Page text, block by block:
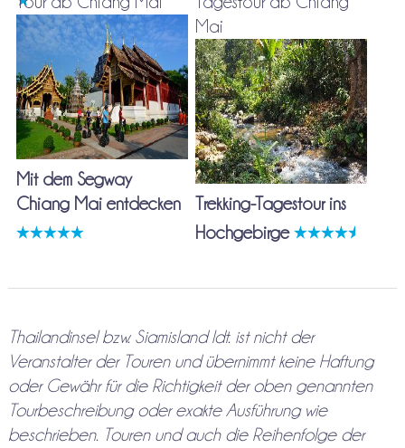
Mit dem Segway
Chiang Mai entdecken
Mai
Trekking-Tagestour ins
Hochgebirge
Thailandinsel bzw. Siamisland ldt. ist nicht der
Veranstalter der Touren und übernimmt keine Haftung
oder Gewähr für die Richtigkeit der oben genannten
Tourbeschreibung oder exakte Ausführung wie
beschrieben. Touren und auch die Reihenfolge der